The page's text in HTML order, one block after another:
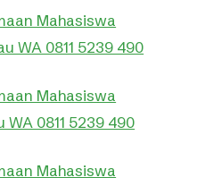
Mahasiswa
WA 0811 5239 490
Mahasiswa
0811 5239 490
Mahasiswa